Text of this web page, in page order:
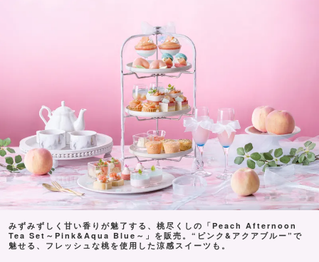
みずみずしく甘い香りが魅了する、桃尽くしの「Peach Afternoon
Tea Set～Pink&Aqua Blue～」を販売。“ピンク&アクアブルー”で
魅せる、フレッシュな桃を使用した涼感スイーツも。